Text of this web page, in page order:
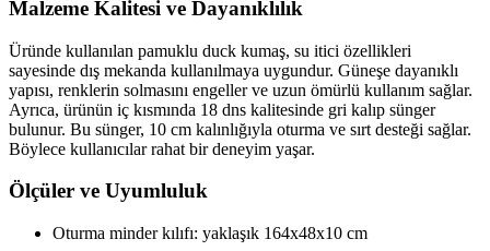
Malzeme Kalitesi ve Dayanıklılık
Üründe kullanılan pamuklu duck kumaş, su itici özellikleri
sayesinde dış mekanda kullanılmaya uygundur. Güneşe dayanıklı
yapısı, renklerin solmasını engeller ve uzun ömürlü kullanım sağlar.
Ayrıca, ürünün iç kısmında 18 dns kalitesinde gri kalıp sünger
bulunur. Bu sünger, 10 cm kalınlığıyla oturma ve sırt desteği sağlar.
Böylece kullanıcılar rahat bir deneyim yaşar.
Ölçüler ve Uyumluluk
Oturma minder kılıfı: yaklaşık 164x48x10 cm